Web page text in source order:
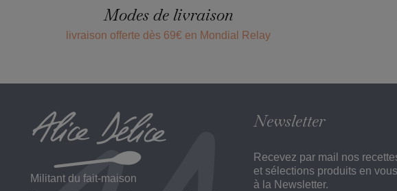
Modes de livraison
livraison offerte dès 69€ en Mondial Relay
Militant du fait-maison
Newsletter
Recevez par mail nos
et sélections produits en
à la Newsletter.